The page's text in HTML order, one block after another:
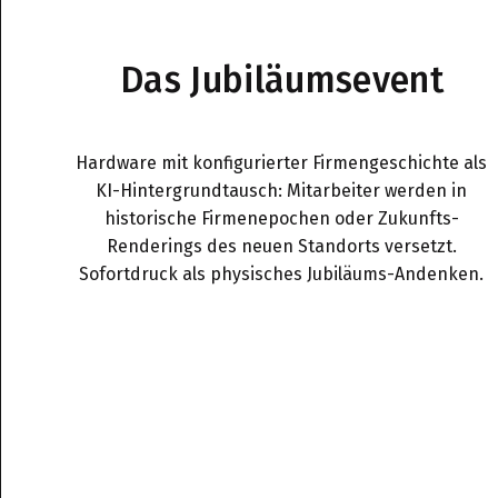
Das Jubiläumsevent
Hardware mit konfigurierter Firmengeschichte als
KI-Hintergrundtausch: Mitarbeiter werden in
historische Firmenepochen oder Zukunfts-
Renderings des neuen Standorts versetzt.
Sofortdruck als physisches Jubiläums-Andenken.